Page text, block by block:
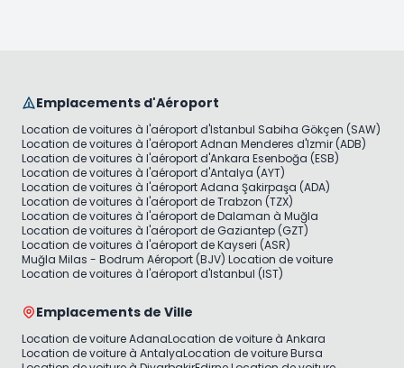
Emplacements d'Aéroport
Location de voitures à l'aéroport d'Istanbul Sabiha Gökçen (SAW)
Location de voitures à l'aéroport Adnan Menderes d'Izmir (ADB)
Location de voitures à l'aéroport d'Ankara Esenboğa (ESB)
Location de voitures à l'aéroport d'Antalya (AYT)
Location de voitures à l'aéroport Adana Şakirpaşa (ADA)
Location de voitures à l'aéroport de Trabzon (TZX)
Location de voitures à l'aéroport de Dalaman à Muğla
Location de voitures à l'aéroport de Gaziantep (GZT)
Location de voitures à l'aéroport de Kayseri (ASR)
Muğla Milas - Bodrum Aéroport (BJV) Location de voiture
Location de voitures à l'aéroport d'Istanbul (IST)
Emplacements de Ville
Location de voiture AdanaLocation de voiture à Ankara
Location de voiture à AntalyaLocation de voiture Bursa